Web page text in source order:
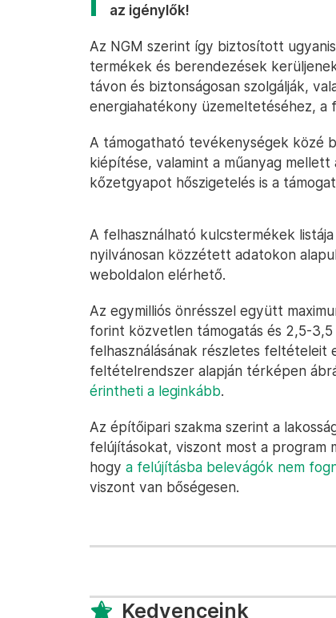
az igénylők!
Az NGM szerint így biztosított
termékek és berendezések
távon és biztonságosan szolgálják,
energiahatékony üzemeltetéséhez, a
A támogatható tevékenységek közé
kiépítése, valamint a műanyag
kőzetgyapot hőszigetelés is a
A felhasználható kulcstermékek
nyilvánosan közzétett adatokon
weboldalon elérhető.
Az egymilliós önrésszel együtt
forint közvetlen támogatás és 2,5-
felhasználásának részletes feltételeit
feltételrendszer alapján térképen
érintheti a leginkább.
Az építőipari szakma szerint a
felújításokat, viszont most a program
hogy a felújításba belevágók nem
viszont van bőségesen.
Kedvenceink